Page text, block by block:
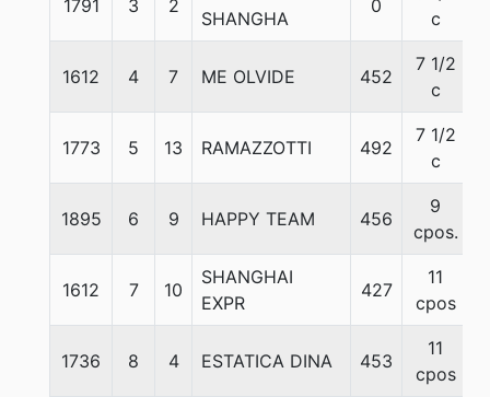
1791 3 2
SHANGHA
0
c
1612 4 7 ME OLVIDE 452
7 1/2
c
1773 5 13 RAMAZZOTTI 492
7 1/2
c
1895 6 9 HAPPY TEAM 456
9
cpos.
1612 7 10
SHANGHAI
EXPR
427
11
cpos
1736 8 4 ESTATICA DINA 453
11
cpos